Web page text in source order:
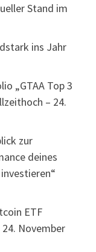
Stand im
ins Jahr
„GTAA Top 3
– 24.
zur
deines
ETF
November